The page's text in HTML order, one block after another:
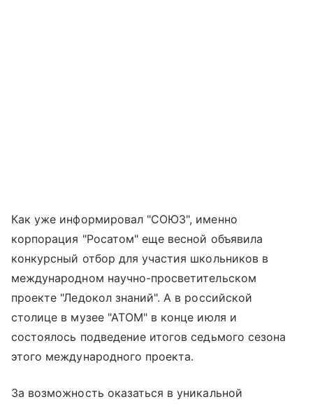
Как уже информировал "СОЮЗ", именно
корпорация "Росатом" еще весной объявила
конкурсный отбор для участия школьников в
международном научно-просветительском
проекте "Ледокол знаний". А в российской
столице в музее "АТОМ" в конце июля и
состоялось подведение итогов седьмого сезона
этого международного проекта.
За возможность оказаться в уникальной